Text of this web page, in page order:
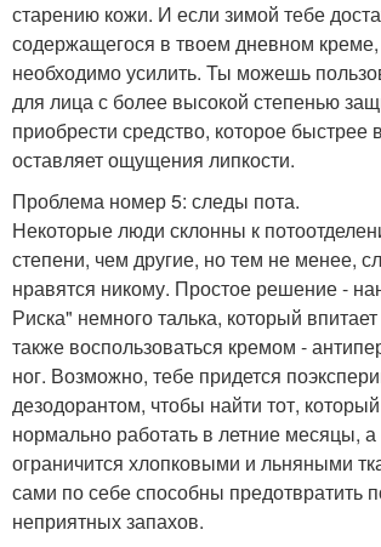
старению кожи. И если зимой тебе
содержащегося в твоем дневном
необходимо усилить. Ты можешь
для лица с более высокой степенью
приобрести средство, которое быстрее
оставляет ощущения липкости.
Проблема номер 5: следы пота.
Некоторые люди склонны к
степени, чем другие, но тем не менее,
нравятся никому. Простое решение -
Риска" немного талька, который
также воспользоваться кремом -
ног. Возможно, тебе придется
дезодорантом, чтобы найти тот,
нормально работать в летние месяцы,
ограничится хлопковыми и льняными
сами по себе способны предотвратить
неприятных запахов.